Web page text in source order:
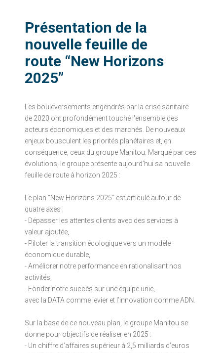
Présentation de la
nouvelle feuille de
route “New Horizons
2025”
Les bouleversements engendrés par la crise sanitaire
de 2020 ont profondément touché l'ensemble des
acteurs économiques et des marchés. De nouveaux
enjeux bousculent les priorités planétaires et, en
conséquence, ceux du groupe Manitou. Marqué par ces
évolutions, le groupe présente aujourd’hui sa nouvelle
feuille de route à horizon 2025 :
Le plan “New Horizons 2025” est articulé autour de
quatre axes :
- Dépasser les attentes clients avec des services à
valeur ajoutée,
- Piloter la transition écologique vers un modèle
économique durable,
- Améliorer notre performance en rationalisant nos
activités,
- Fonder notre succès sur une équipe unie,
avec la DATA comme levier et l’innovation comme ADN.
Sur la base de ce nouveau plan, le groupe Manitou se
donne pour objectifs de réaliser en 2025 :
- Un chiffre d’affaires supérieur à 2,5 milliards d’euros